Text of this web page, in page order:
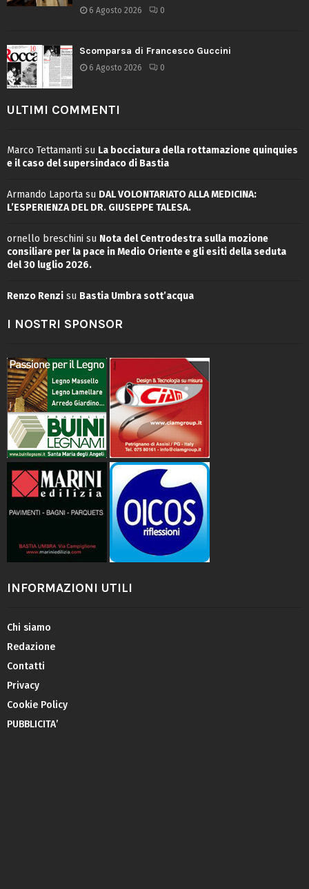
6 Agosto 2026 0
Scomparsa di Francesco Guccini
6 Agosto 2026 0
ULTIMI COMMENTI
Marco Tettamanti su La bocciatura della rottamazione quinquies
e il caso del supersindaco di Bastia
Armando Laporta su DAL VOLONTARIATO ALLA MEDICINA:
L’ESPERIENZA DEL DR. GIUSEPPE TALESA.
ornello breschini su Nota del Centrodestra sulla mozione
consiliare per la pace in Medio Oriente e gli esiti della seduta
del 30 luglio 2026.
Renzo Renzi su Bastia Umbra sott’acqua
I NOSTRI SPONSOR
INFORMAZIONI UTILI
Chi siamo
Redazione
Contatti
Privacy
Cookie Policy
PUBBLICITA’